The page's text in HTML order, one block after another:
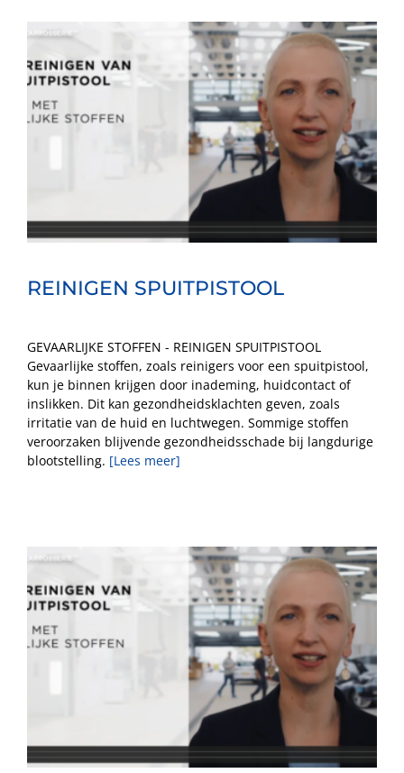
REINIGEN SPUITPISTOOL
GEVAARLIJKE STOFFEN - REINIGEN SPUITPISTOOL
Gevaarlijke stoffen, zoals reinigers voor een spuitpistool,
kun je binnen krijgen door inademing, huidcontact of
inslikken. Dit kan gezondheidsklachten geven, zoals
irritatie van de huid en luchtwegen. Sommige stoffen
veroorzaken blijvende gezondheidsschade bij langdurige
blootstelling. [Lees meer]